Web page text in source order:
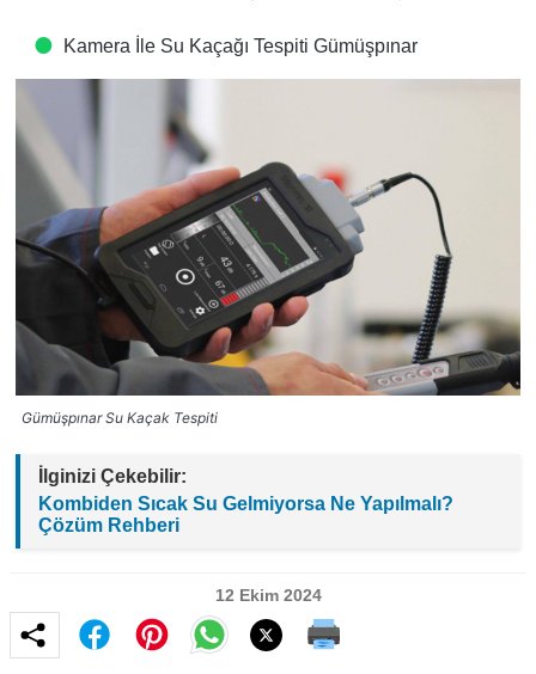
Kamera İle Su Kaçağı Tespiti​ Gümüşpınar
Gümüşpınar Su Kaçak Tespiti
İlginizi Çekebilir:
Kombiden Sıcak Su Gelmiyorsa Ne Yapılmalı?
Çözüm Rehberi
12 Ekim 2024